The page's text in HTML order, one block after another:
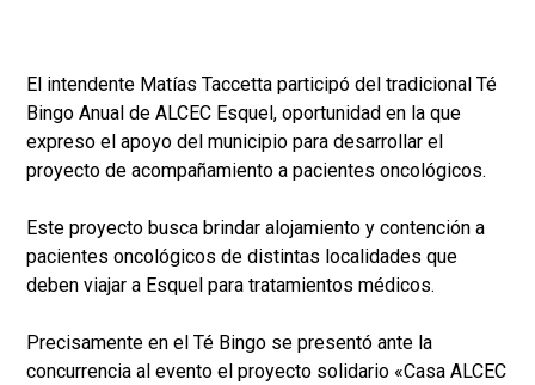
El intendente Matías Taccetta participó del tradicional Té
Bingo Anual de ALCEC Esquel, oportunidad en la que
expreso el apoyo del municipio para desarrollar el
proyecto de acompañamiento a pacientes oncológicos.
Este proyecto busca brindar alojamiento y contención a
pacientes oncológicos de distintas localidades que
deben viajar a Esquel para tratamientos médicos.
Precisamente en el Té Bingo se presentó ante la
concurrencia al evento el proyecto solidario «Casa ALCEC